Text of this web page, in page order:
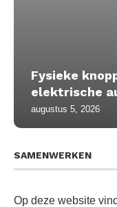
Fysieke
elektrische
augustus 5, 2026
SAMENWERKEN
Op deze website